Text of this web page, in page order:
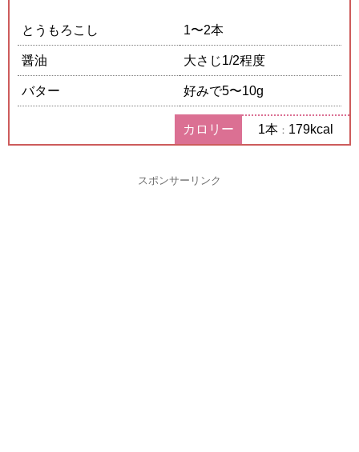
とうもろこし 1〜2本
醤油 大さじ1/2程度
バター 好みで5〜10g
カロリー 1本 ： 179kcal
スポンサーリンク